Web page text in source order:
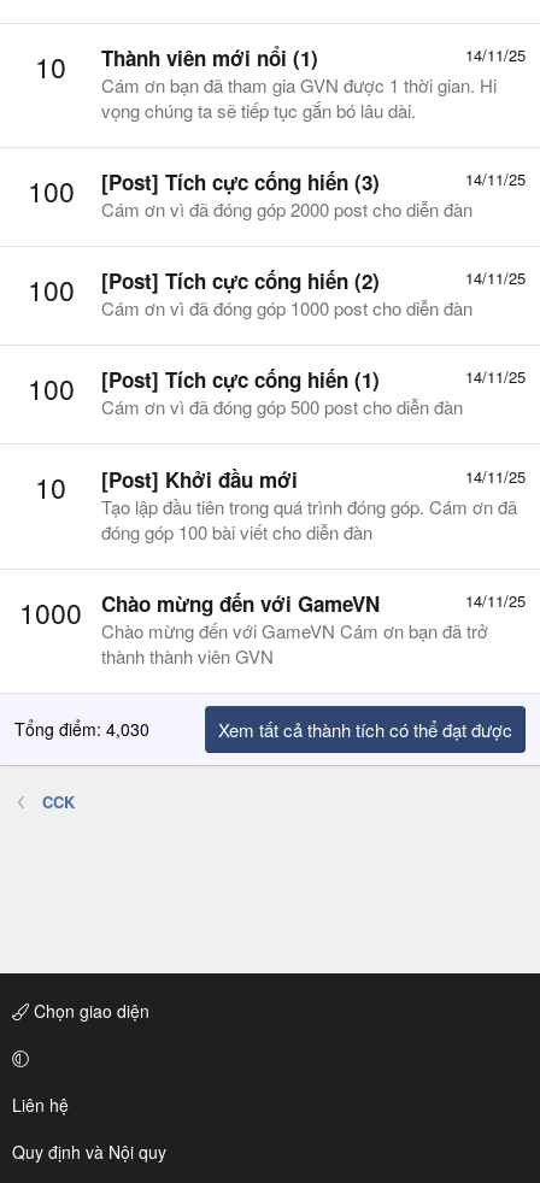
10 14/11/25
Thành viên mới nổi (1)
Cám ơn bạn đã tham gia GVN được 1 thời gian. Hi
vọng chúng ta sẽ tiếp tục gắn bó lâu dài.
100 14/11/25
[Post] Tích cực cống hiến (3)
Cám ơn vì đã đóng góp 2000 post cho diễn đàn
100 14/11/25
[Post] Tích cực cống hiến (2)
Cám ơn vì đã đóng góp 1000 post cho diễn đàn
100 14/11/25
[Post] Tích cực cống hiến (1)
Cám ơn vì đã đóng góp 500 post cho diễn đàn
10 14/11/25
[Post] Khởi đầu mới
Tạo lập đầu tiên trong quá trình đóng góp. Cám ơn đã
đóng góp 100 bài viết cho diễn đàn
1000 14/11/25
Chào mừng đến với GameVN
Chào mừng đến với GameVN Cám ơn bạn đã trở
thành thành viên GVN
Tổng điểm: 4,030 Xem tất cả thành tích có thể đạt được
CCK
Chọn giao diện
Liên hệ
Quy định và Nội quy